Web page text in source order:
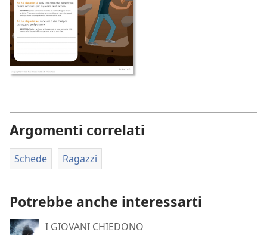
Argomenti correlati
Schede Ragazzi
Potrebbe anche interessarti
I GIOVANI CHIEDONO